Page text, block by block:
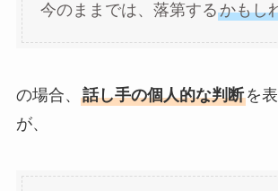
今のままでは、落第するかもし
の場合、 話し手の個人的な判断を
が、